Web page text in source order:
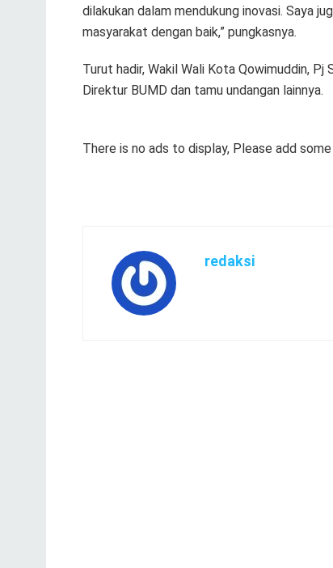
dilakukan dalam mendukung inovasi. Saya
masyarakat dengan baik,” pungkasnya.
Turut hadir, Wakil Wali Kota Qowimuddin,
Direktur BUMD dan tamu undangan lainnya.
There is no ads to display, Please add some
redaksi